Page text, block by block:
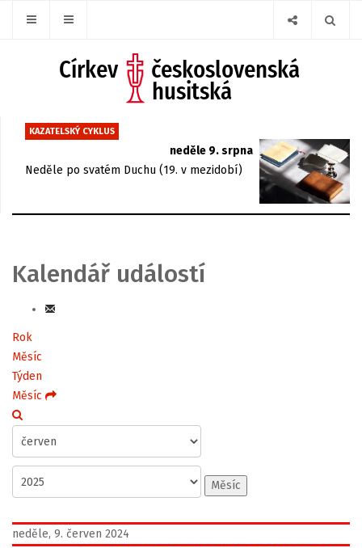
KAZATELSKÝ CYKLUS
neděle 9. srpna
Neděle po svatém Duchu (19. v mezidobí)
Kalendář událostí
Rok
Měsíc
Týden
Měsíc
Měsíc
neděle, 9. červen 2024